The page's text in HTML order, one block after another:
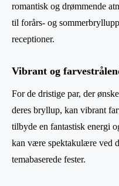
romantisk og drømmende
til forårs- og
receptioner.
Vibrant og
For de dristige par, der
deres bryllup, kan vibrant
tilbyde en fantastisk energi
kan være spektakulære ved
temabaserede fester.